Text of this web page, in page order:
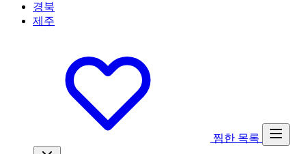
경북
제주
찜한 목록